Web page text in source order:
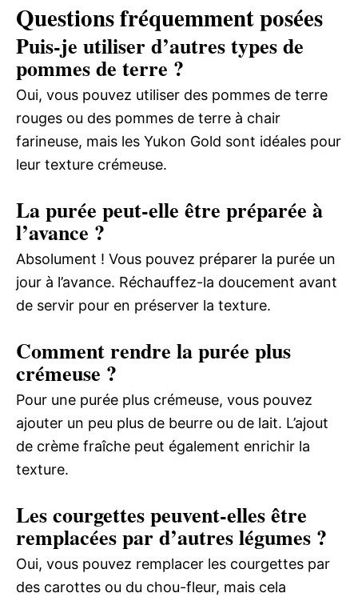
Questions fréquemment posées
Puis-je utiliser d’autres types de
pommes de terre ?
Oui, vous pouvez utiliser des pommes de terre
rouges ou des pommes de terre à chair
farineuse, mais les Yukon Gold sont idéales pour
leur texture crémeuse.
La purée peut-elle être préparée à
l’avance ?
Absolument ! Vous pouvez préparer la purée un
jour à l’avance. Réchauffez-la doucement avant
de servir pour en préserver la texture.
Comment rendre la purée plus
crémeuse ?
Pour une purée plus crémeuse, vous pouvez
ajouter un peu plus de beurre ou de lait. L’ajout
de crème fraîche peut également enrichir la
texture.
Les courgettes peuvent-elles être
remplacées par d’autres légumes ?
Oui, vous pouvez remplacer les courgettes par
des carottes ou du chou-fleur, mais cela